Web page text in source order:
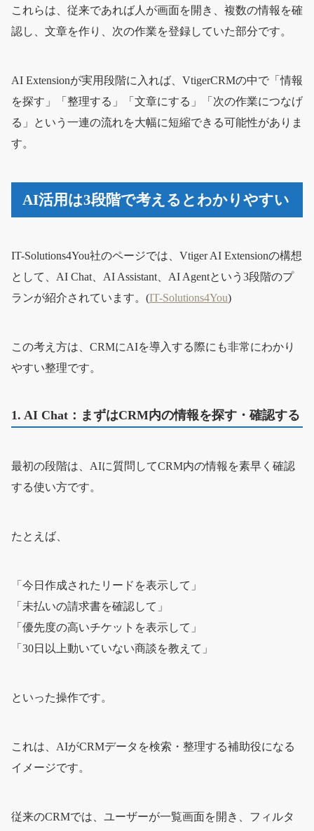
これらは、従来であれば人が画面を開き、複数の情報を確
認し、文章を作り、次の作業を登録していた部分です。
AI Extensionが実用段階に入れば、VtigerCRMの中で「情報
を探す」「整理する」「文章にする」「次の作業につなげ
る」という一連の流れを大幅に短縮できる可能性がありま
す。
AI活用は3段階で考えるとわかりやすい
IT-Solutions4You社のページでは、Vtiger AI Extensionの構想
として、AI Chat、AI Assistant、AI Agentという3段階のプ
ランが紹介されています。(IT-Solutions4You)
この考え方は、CRMにAIを導入する際にも非常にわかり
やすい整理です。
1. AI Chat：まずはCRM内の情報を探す・確認する
最初の段階は、AIに質問してCRM内の情報を素早く確認
する使い方です。
たとえば、
「今日作成されたリードを表示して」
「未払いの請求書を確認して」
「優先度の高いチケットを表示して」
「30日以上動いていない商談を教えて」
といった操作です。
これは、AIがCRMデータを検索・整理する補助役になる
イメージです。
従来のCRMでは、ユーザーが一覧画面を開き、フィルタ